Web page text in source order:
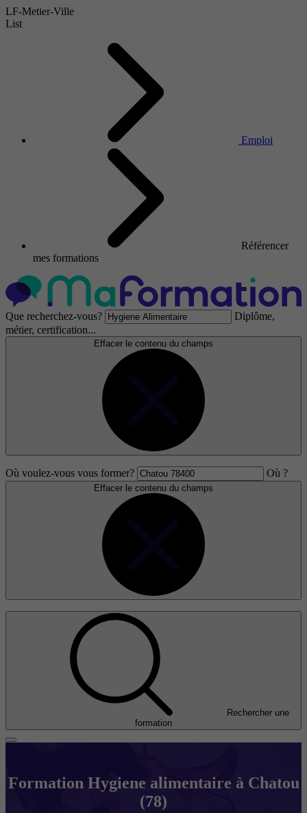
LF-Metier-Ville
List
Emploi
Référencer
mes formations
Que recherchez-vous?
Diplôme,
métier, certification...
Effacer le contenu du champs
Où voulez-vous vous former? Où ?
Effacer le contenu du champs
Rechercher une
formation
Formation Hygiene alimentaire à Chatou
(78)